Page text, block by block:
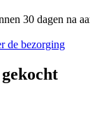
30 dagen na
de bezorging